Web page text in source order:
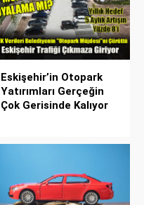
Eskişehir’in Otopark
Yatırımları Gerçeğin
Çok Gerisinde Kalıyor